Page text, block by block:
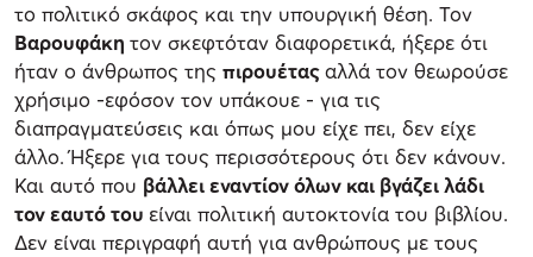
το πολιτικό σκάφος και την υπουργική θέση. Τον
Βαρουφάκη τον σκεφτόταν διαφορετικά, ήξερε ότι
ήταν ο άνθρωπος της πιρουέταςαλλά τον θεωρούσε
χρήσιμο -εφόσον τον υπάκουε - για τις
διαπραγματεύσεις και όπως μου είχε πει, δεν είχε
άλλο. Ήξερε για τους περισσότερους ότι δεν κάνουν.
Και αυτό που βάλλει εναντίον όλων και βγάζει λάδι
τον εαυτό του είναι πολιτική αυτοκτονία του βιβλίου.
Δεν είναι περιγραφή αυτή για ανθρώπους με τους